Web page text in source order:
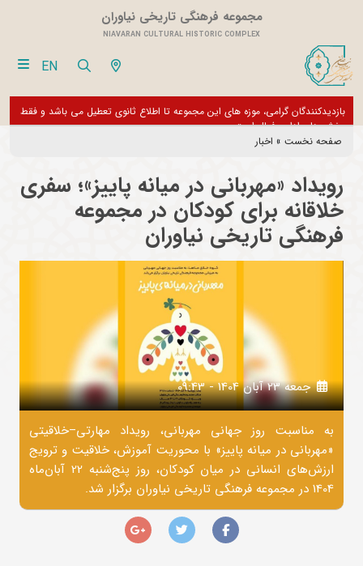
مجموعه فرهنگی تاریخی نیاوران
NIAVARAN CULTURAL HISTORIC COMPLEX
EN
از تور مجازی 360 درجه مجموعه فرهنگی تاریخی نیاوران بازدید نمایید
صفحه نخست » اخبار
رویداد «مهربانی در میانه‌ پاییز»؛ سفری
خلاقانه برای کودکان در مجموعه
فرهنگی‌ تاریخی نیاوران
جمعه 23 آبان 1404 - 09:43
به مناسبت روز جهانی مهربانی، رویداد مهارتی–خلاقیتی
«مهربانی در میانه‌ پاییز» با محوریت آموزش، خلاقیت و ترویج
ارزش‌های انسانی در میان کودکان، روز پنج‌شنبه 22 آبان‌ماه
1404 در مجموعه فرهنگی ‌تاریخی نیاوران برگزار شد.